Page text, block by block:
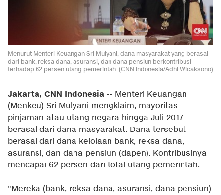
Menurut Menteri Keuangan Sri Mulyani, dana masyarakat yang berasal
dari bank, reksa dana, asuransi, dan dana pensiun berkontribusi
terhadap 62 persen utang pemerintah. (CNN Indonesia/Adhi Wicaksono)
Jakarta, CNN Indonesia -- Menteri Keuangan
(Menkeu) Sri Mulyani mengklaim, mayoritas
pinjaman atau utang negara hingga Juli 2017
berasal dari dana masyarakat. Dana tersebut
berasal dari dana kelolaan bank, reksa dana,
asuransi, dan dana pensiun (dapen). Kontribusinya
mencapai 62 persen dari total utang pemerintah.
"Mereka (bank, reksa dana, asuransi, dana pensiun)